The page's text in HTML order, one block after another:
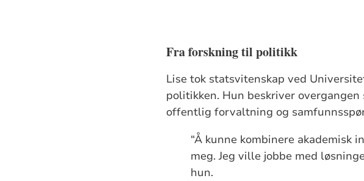
Fra forskning til politikk
Lise tok statsvitenskap ved
politikken. Hun beskriver
offentlig forvaltning og
“Å kunne kombinere
meg. Jeg ville jobbe med
hun.